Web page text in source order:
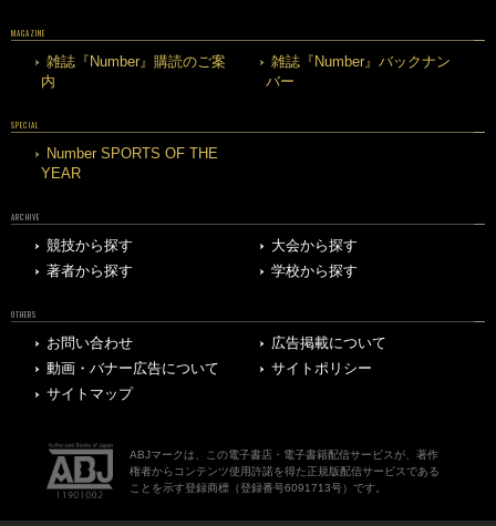
MAGAZINE
雑誌『Number』購読のご案
内
雑誌『Number』バックナン
バー
SPECIAL
Number SPORTS OF THE
YEAR
ARCHIVE
競技から探す
大会から探す
著者から探す
学校から探す
OTHERS
お問い合わせ
広告掲載について
動画・バナー広告について
サイトポリシー
サイトマップ
ABJマークは、この電子書店・電子書籍配信サービスが、著作
権者からコンテンツ使用許諾を得た正規版配信サービスである
ことを示す登録商標（登録番号6091713号）です。